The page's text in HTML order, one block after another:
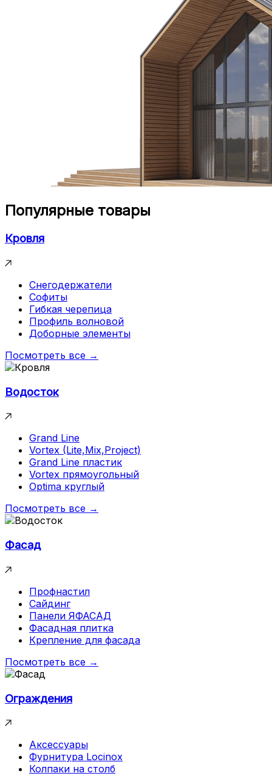
Популярные товары
Кровля
Снегодержатели
Софиты
Гибкая черепица
Профиль волновой
Доборные элементы
Посмотреть все →
Водосток
Grand Line
Vortex (Lite,Mix,Project)
Grand Line пластик
Vortex прямоугольный
Optima круглый
Посмотреть все →
Фасад
Профнастил
Сайдинг
Панели ЯФАСАД
Фасадная плитка
Крепление для фасада
Посмотреть все →
Ограждения
Аксессуары
Фурнитура Locinox
Колпаки на столб